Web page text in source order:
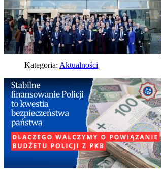
Kategoria: Aktualności